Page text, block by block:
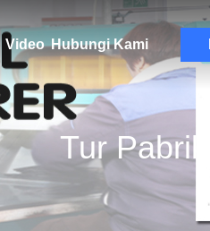
Video Hubungi Kami
Tur Pabrik